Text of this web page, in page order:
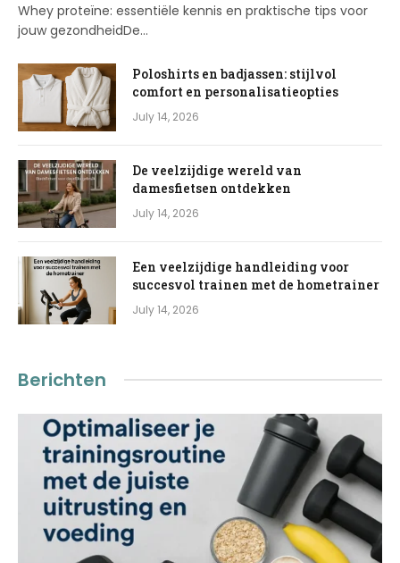
Whey proteïne: essentiële kennis en praktische tips voor
jouw gezondheidDe…
Poloshirts en badjassen: stijlvol
comfort en personalisatieopties
July 14, 2026
De veelzijdige wereld van
damesfietsen ontdekken
July 14, 2026
Een veelzijdige handleiding voor
succesvol trainen met de hometrainer
July 14, 2026
Berichten